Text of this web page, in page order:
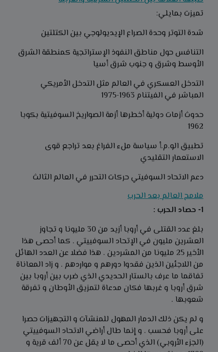
تميزت بمايلي:
شدة التوتر وحدة الصراع الإيديولوجي بين الكتلتين
التنافس حول مناطق النفوذ الإستراتجية كمنطقة الشرق
الأوسط وشرق و جنوب شرق أسيا
التدخل العسكري في العالم مثل التدخل الأمريكي
المباشر في الفيتنام 1963-1975
حدوث أزمات دولية أخطرها أزمة الصواريخ السوفيتية بكوبا
1962
تطبيق الو.م.أ سياسة ملء الفراغ بعد تراجع قوى
الاستعمار التقليدي
دعم الاتحاد السوفيتي حركات التحرر في العالم الثالث
ملامح العالم بعد الحرب
1- حصاد الحرب :
بلغ عدد القتلى في أروبا أزيد من 30 مليونا و تجاوز
العشرين مليون في الإتحاد السوفييتي . كما أحصى هذا
الأخير 25 مليونا من المشردين . هذا فضلا عن العدد الهائل
من اللاجئين الذين فقدوا دورهم و مواردهم . و زاد المعاناة
تفاقما ما عرف بالستار الحديدي الذي ضرب بين أروبا بين
شرق أروبا و غربها فكان مدعاة لتمزيق الأوطان و تفرقة
شعوبها .
و لم يكن ذلك الدمار المهول للمنشآت و التجهيزات حصرا
على أروبا فحسب . و إنما طال أراضي الاتحاد السوفييتي
(الجزء الأروبي) الذي أحصى ما لا يقل عن 70 ألف قرية و